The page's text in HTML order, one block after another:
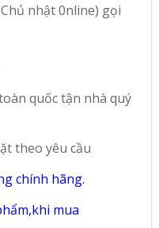
Máy lạnh Comfee 1
nhật 0nline) gọi
quốc tận nhà quý
theo yêu cầu
chính hãng.
mua